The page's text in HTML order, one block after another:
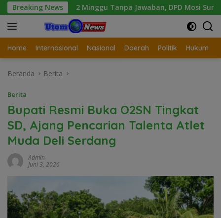
Langsung
ke
konten
Breaking News
2 Minggu Tanpa Jawaban, DPD Mosi Sumut Ancam Gelar
Home Internasional Nasional Daerah Politik Hukum
Beranda Berita
Berita
Bupati Resmi Buka O2SN Tingkat
SD, Ajang Pencarian Talenta Atlet
Muda Deli Serdang
Admin
Juni 3, 2026